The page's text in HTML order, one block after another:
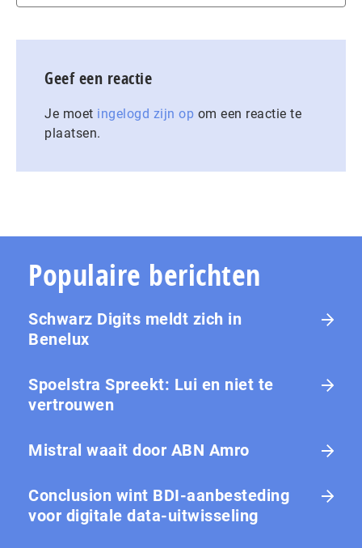
Geef een reactie
Je moet ingelogd zijn op om een reactie te
plaatsen.
Populaire berichten
Schwarz Digits meldt zich in
Benelux
Spoelstra Spreekt: Lui en niet te
vertrouwen
Mistral waait door ABN Amro
Conclusion wint BDI-aanbesteding
voor digitale data-uitwisseling